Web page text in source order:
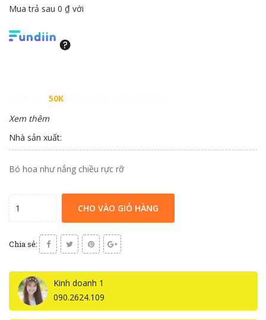
Mua trả sau 0 ₫ với
50K
Xem thêm
Nhà sản xuất:
Bó hoa như nắng chiều rực rỡ
CHO VÀO GIỎ HÀNG
Chia sẻ:
Kinh doanh 1
090.2624.109